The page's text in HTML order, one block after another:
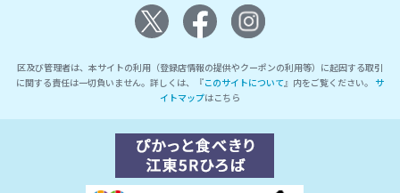
区及び管理者は、本サイトの利用（登録店情報の提供やクーポンの利用等）に起因する取引
に関する責任は一切負いません。詳しくは、『このサイトについて』内をご覧ください。 サ
イトマップはこちら